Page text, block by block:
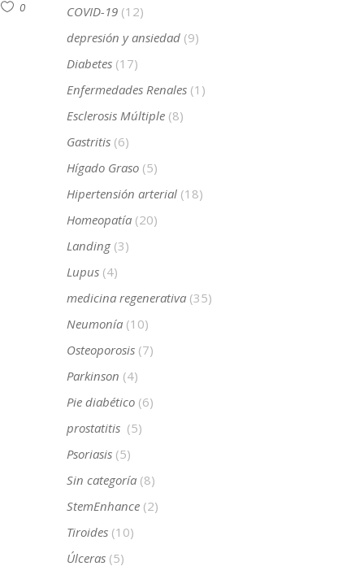
0
COVID-19(12)
depresión y ansiedad(9)
Diabetes(17)
Enfermedades Renales(1)
Esclerosis Múltiple(8)
Gastritis(6)
Hígado Graso(5)
Hipertensión arterial(18)
Homeopatía(20)
Landing(3)
Lupus(4)
medicina regenerativa(35)
Neumonía(10)
Osteoporosis(7)
Parkinson (4)
Pie diabético(6)
prostatitis (5)
Psoriasis(5)
Sin categoría(8)
StemEnhance(2)
Tiroides(10)
Úlceras(5)